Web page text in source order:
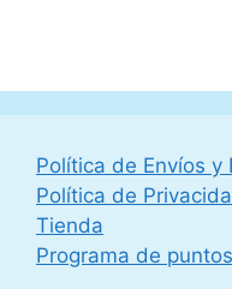
Política de Envíos y
Política de
Tienda
Programa de